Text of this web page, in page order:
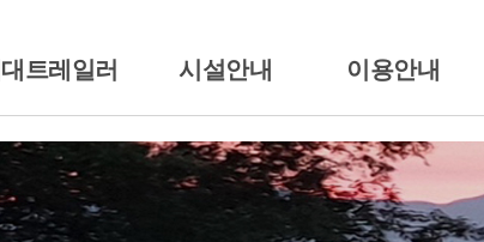
트레일러 시설안내 이용안내
임대
시설안내
이용준수사항